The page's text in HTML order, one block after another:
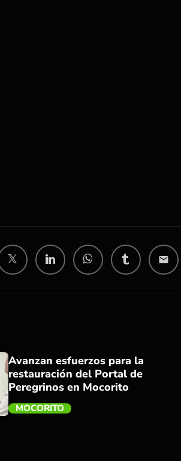
email
Avanzan esfuerzos para la
restauración del Portal de
Peregrinos en Mocorito
MOCORITO